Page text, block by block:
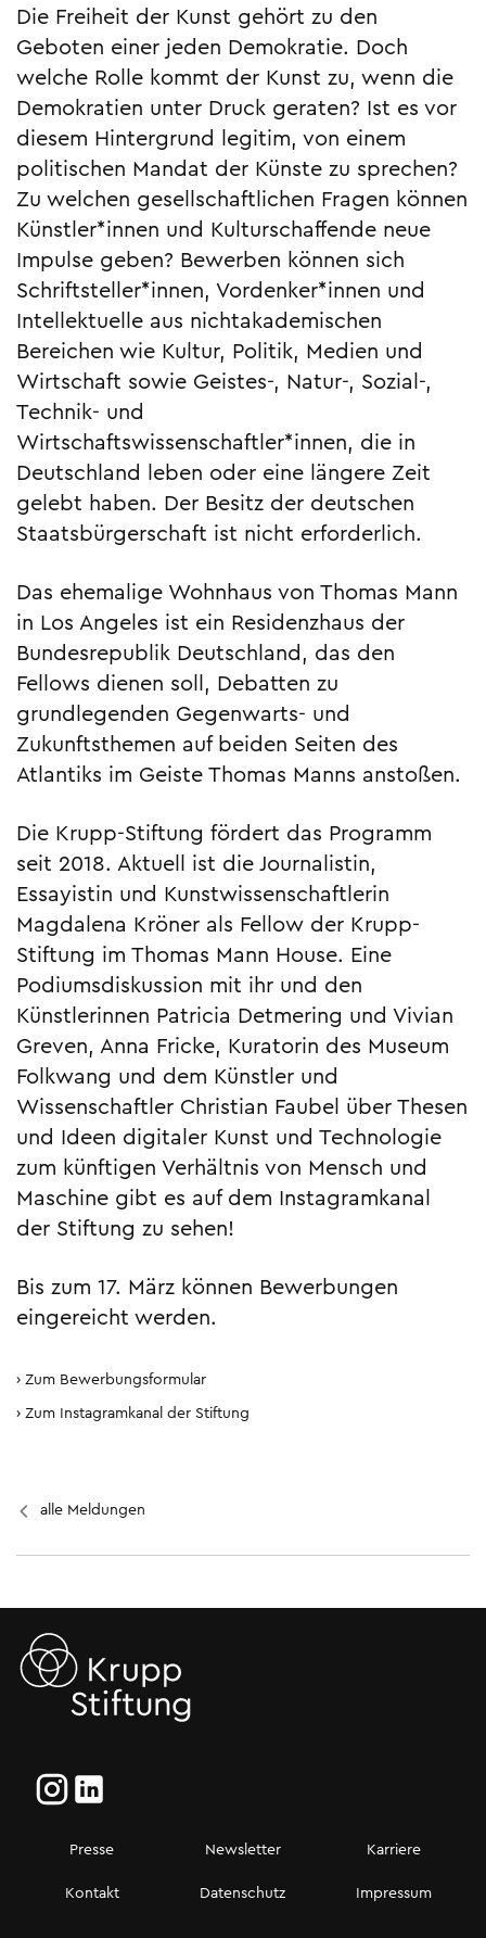
Die Freiheit der Kunst gehört zu den
Geboten einer jeden Demokratie. Doch
welche Rolle kommt der Kunst zu, wenn die
Demokratien unter Druck geraten? Ist es vor
diesem Hintergrund legitim, von einem
politischen Mandat der Künste zu sprechen?
Zu welchen gesellschaftlichen Fragen können
Künstler*innen und Kulturschaffende neue
Impulse geben? Bewerben können sich
Schriftsteller*innen, Vordenker*innen und
Intellektuelle aus nichtakademischen
Bereichen wie Kultur, Politik, Medien und
Wirtschaft sowie Geistes-, Natur-, Sozial-,
Technik- und
Wirtschaftswissenschaftler*innen, die in
Deutschland leben oder eine längere Zeit
gelebt haben. Der Besitz der deutschen
Staatsbürgerschaft ist nicht erforderlich.
Das ehemalige Wohnhaus von Thomas Mann
in Los Angeles ist ein Residenzhaus der
Bundesrepublik Deutschland, das den
Fellows dienen soll, Debatten zu
grundlegenden Gegenwarts- und
Zukunftsthemen auf beiden Seiten des
Atlantiks im Geiste Thomas Manns anstoßen.
Die Krupp-Stiftung fördert das Programm
seit 2018. Aktuell ist die Journalistin,
Essayistin und Kunstwissenschaftlerin
Magdalena Kröner als Fellow der Krupp-
Stiftung im Thomas Mann House. Eine
Podiumsdiskussion mit ihr und den
Künstlerinnen Patricia Detmering und Vivian
Greven, Anna Fricke, Kuratorin des Museum
Folkwang und dem Künstler und
Wissenschaftler Christian Faubel über Thesen
und Ideen digitaler Kunst und Technologie
zum künftigen Verhältnis von Mensch und
Maschine gibt es auf dem Instagramkanal
der Stiftung zu sehen!
Bis zum 17. März können Bewerbungen
eingereicht werden.
Zum Bewerbungsformular
Zum Instagramkanal der Stiftung
alle Meldungen
Presse Newsletter
Karriere
Kontakt
Datenschutz Impressum